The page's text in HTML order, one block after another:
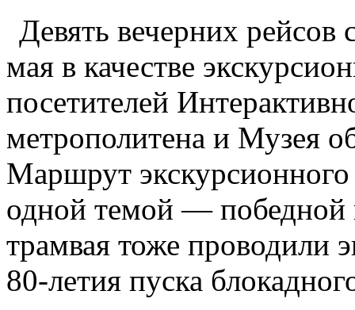
Девять вечерних
мая в качестве
посетителей
метрополитена и Музея
Маршрут
одной темой — победной
трамвая тоже проводили
80-летия пуска